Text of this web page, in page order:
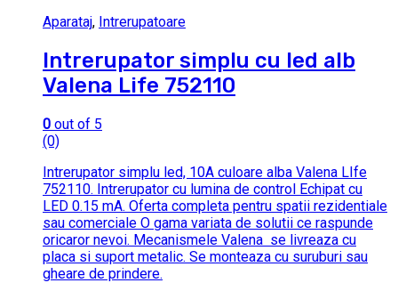
Aparataj, Intrerupatoare
Intrerupator simplu cu led alb
Valena Life 752110
0 out of 5
(0)
Intrerupator simplu led, 10A culoare alba Valena LIfe
752110. Intrerupator cu lumina de control Echipat cu
LED 0.15 mA. Oferta completa pentru spatii rezidentiale
sau comerciale O gama variata de solutii ce raspunde
oricaror nevoi. Mecanismele Valena se livreaza cu
placa si suport metalic. Se monteaza cu suruburi sau
gheare de prindere.